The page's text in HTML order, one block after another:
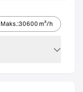
Maks.:30600 m³/h